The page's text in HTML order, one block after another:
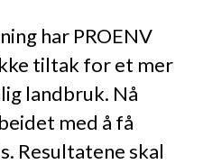
har PROENV
tiltak for et mer
landbruk. Nå
med å få
Resultatene skal